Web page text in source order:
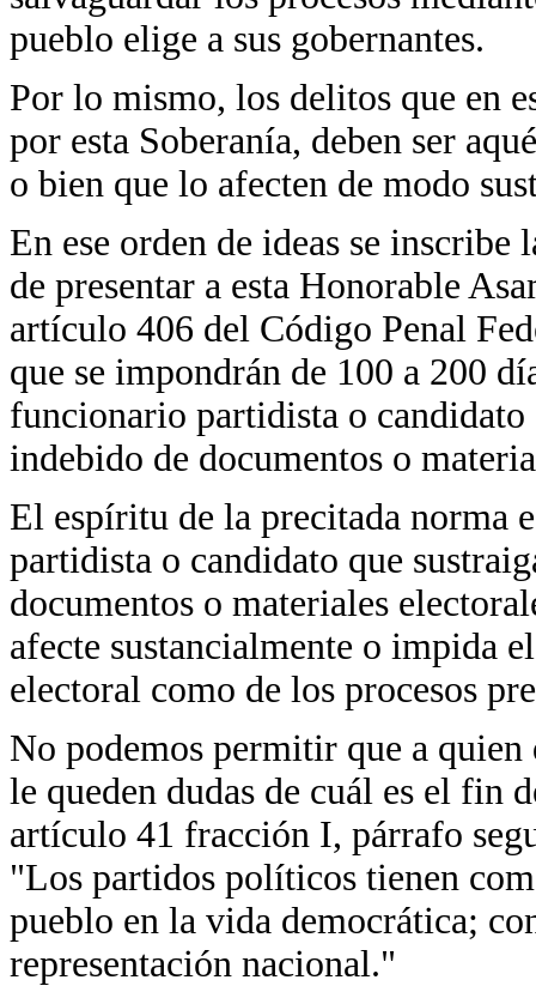
pueblo elige a sus gobernantes.
Por lo mismo, los delitos que en
por esta Soberanía, deben ser
o bien que lo afecten de modo
En ese orden de ideas se
de presentar a esta Honorable
artículo 406 del Código Penal
que se impondrán de 100 a 200
funcionario partidista o candidato
indebido de documentos o
El espíritu de la precitada norma
partidista o candidato que
documentos o materiales
afecte sustancialmente o impida
electoral como de los procesos
No podemos permitir que a
le queden dudas de cuál es el fin
artículo 41 fracción I, párrafo
"Los partidos políticos tienen
pueblo en la vida democrática;
representación nacional."